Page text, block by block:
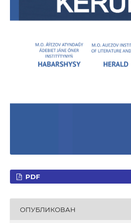
PDF
ОПУБЛИКОВАН